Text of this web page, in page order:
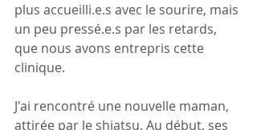
plus accueilli.e.s avec le sourire, mais
un peu pressé.e.s par les retards,
que nous avons entrepris cette
clinique.
J'ai rencontré une nouvelle maman,
attirée par le shiatsu. Au début, ses